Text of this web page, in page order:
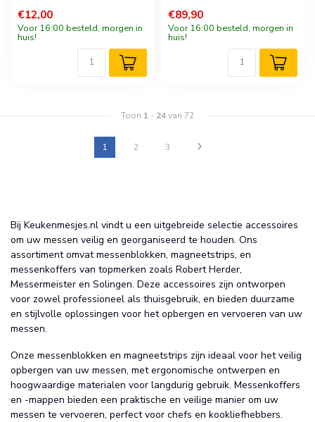
€12,00
Voor 16:00 besteld, morgen in
huis!
€89,90
Voor 16:00 besteld, morgen in
huis!
Toon 1 - 24van 72
1 2 3
Bij Keukenmesjes.nl vindt u een uitgebreide selectie accessoires
om uw messen veilig en georganiseerd te houden. Ons
assortiment omvat messenblokken, magneetstrips, en
messenkoffers van topmerken zoals Robert Herder,
Messermeister en Solingen. Deze accessoires zijn ontworpen
voor zowel professioneel als thuisgebruik, en bieden duurzame
en stijlvolle oplossingen voor het opbergen en vervoeren van uw
messen.
Onze messenblokken en magneetstrips zijn ideaal voor het veilig
opbergen van uw messen, met ergonomische ontwerpen en
hoogwaardige materialen voor langdurig gebruik. Messenkoffers
en -mappen bieden een praktische en veilige manier om uw
messen te vervoeren, perfect voor chefs en kookliefhebbers.